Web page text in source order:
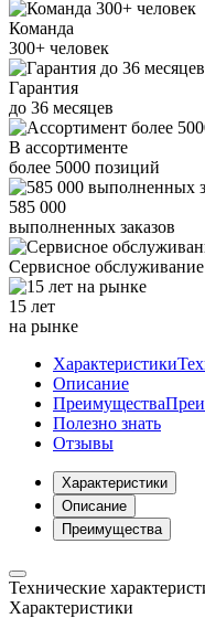
Команда
300+ человек
Гарантия
до 36 месяцев
В ассортименте
более 5000 позиций
585 000
выполненных заказов
Сервисное обслуживание
15 лет
на рынке
Характеристики
Описание
Преимущества
Полезно знать
Отзывы
Характеристики
Описание
Преимущества
Технические
Характеристики